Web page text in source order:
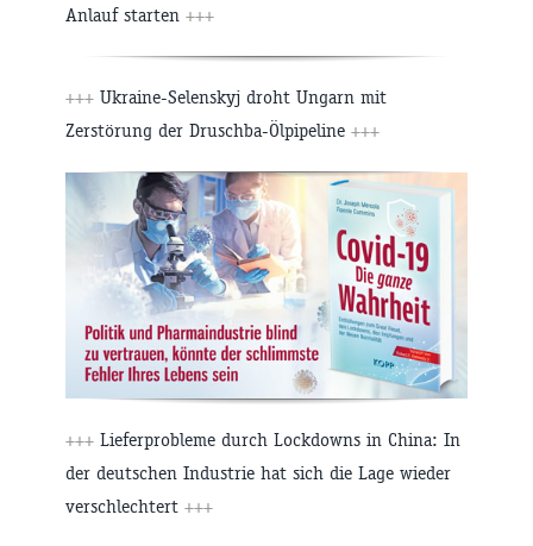
Anlauf starten +++
+++ Ukraine-Selenskyj droht Ungarn mit
Zerstörung der Druschba-Ölpipeline +++
+++ Lieferprobleme durch Lockdowns in China: In
der deutschen Industrie hat sich die Lage wieder
verschlechtert +++